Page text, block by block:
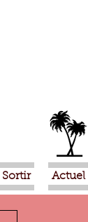
Sortir Actuel